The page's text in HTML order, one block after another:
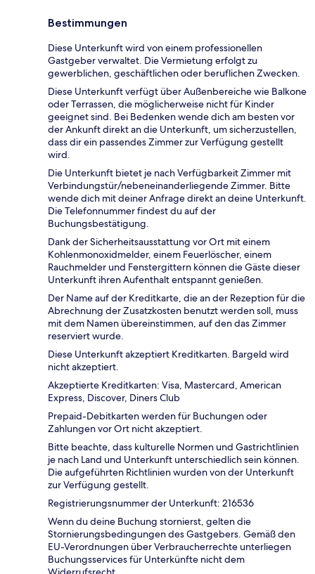
Bestimmungen
Diese Unterkunft wird von einem professionellen
Gastgeber verwaltet. Die Vermietung erfolgt zu
gewerblichen, geschäftlichen oder beruflichen Zwecken.
Diese Unterkunft verfügt über Außenbereiche wie Balkone
oder Terrassen, die möglicherweise nicht für Kinder
geeignet sind. Bei Bedenken wende dich am besten vor
der Ankunft direkt an die Unterkunft, um sicherzustellen,
dass dir ein passendes Zimmer zur Verfügung gestellt
wird.
Die Unterkunft bietet je nach Verfügbarkeit Zimmer mit
Verbindungstür/nebeneinanderliegende Zimmer. Bitte
wende dich mit deiner Anfrage direkt an deine Unterkunft.
Die Telefonnummer findest du auf der
Buchungsbestätigung.
Dank der Sicherheitsausstattung vor Ort mit einem
Kohlenmonoxidmelder, einem Feuerlöscher, einem
Rauchmelder und Fenstergittern können die Gäste dieser
Unterkunft ihren Aufenthalt entspannt genießen.
Der Name auf der Kreditkarte, die an der Rezeption für die
Abrechnung der Zusatzkosten benutzt werden soll, muss
mit dem Namen übereinstimmen, auf den das Zimmer
reserviert wurde.
Diese Unterkunft akzeptiert Kreditkarten. Bargeld wird
nicht akzeptiert.
Akzeptierte Kreditkarten: Visa, Mastercard, American
Express, Discover, Diners Club
Prepaid-Debitkarten werden für Buchungen oder
Zahlungen vor Ort nicht akzeptiert.
Bitte beachte, dass kulturelle Normen und Gastrichtlinien
je nach Land und Unterkunft unterschiedlich sein können.
Die aufgeführten Richtlinien wurden von der Unterkunft
zur Verfügung gestellt.
Registrierungsnummer der Unterkunft: 216536
Wenn du deine Buchung stornierst, gelten die
Stornierungsbedingungen des Gastgebers. Gemäß den
EU-Verordnungen über Verbraucherrechte unterliegen
Buchungsservices für Unterkünfte nicht dem